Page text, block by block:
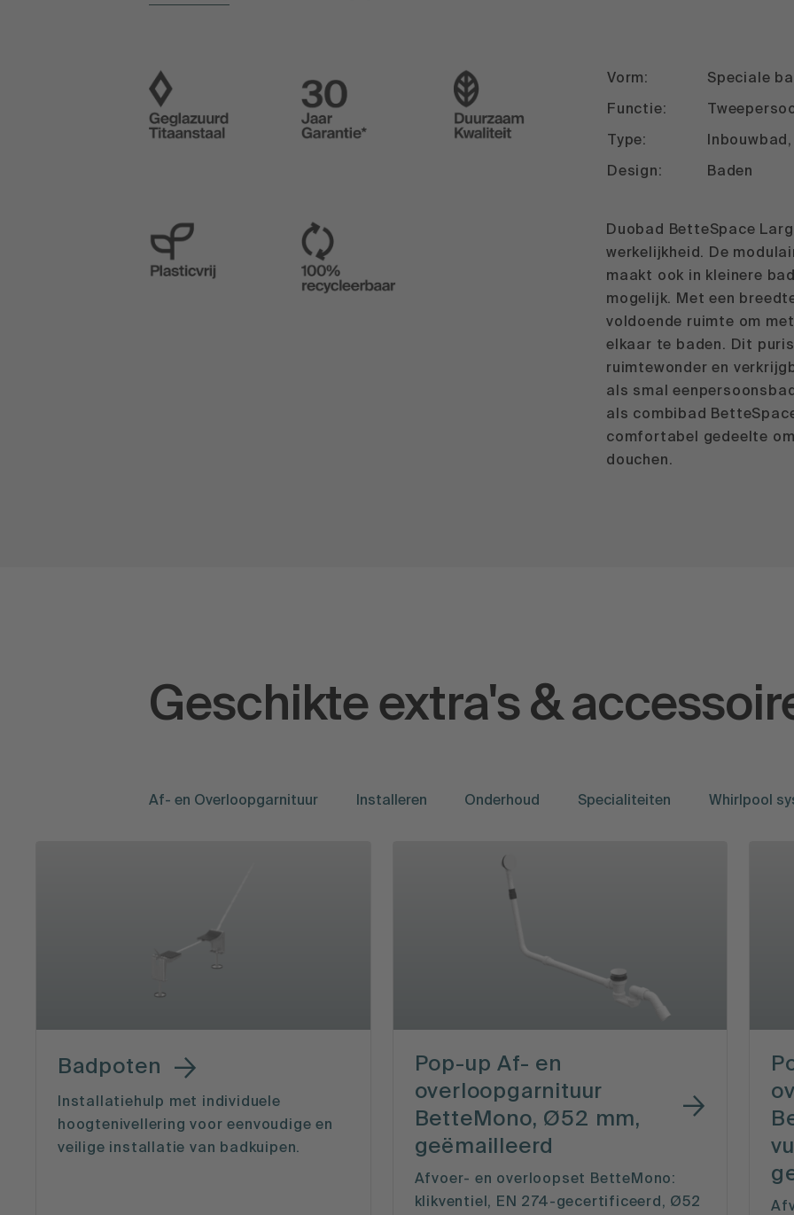
Vorm: Speciale
Functie:
Type:
Design: Baden
Duobad BetteSpace
werkelijkheid. De
maakt ook in kleinere
mogelijk. Met een
voldoende ruimte om
elkaar te baden. Dit
ruimtewonder en
als smal
als combibad
comfortabel gedeelte
douchen.
Geschikte extra's &
Af- en Overloopgarnituur Installeren Onderhoud Specialiteiten Whirlpool
Badpoten
Installatiehulp met individuele
hoogtenivellering voor eenvoudige en
veilige installatie van badkuipen.
Pop-up Af- en
overloopgarnituur
BetteMono, Ø52 mm,
geëmailleerd
Afvoer- en overloopset BetteMono:
klikventiel, EN 274-gecertificeerd, Ø52